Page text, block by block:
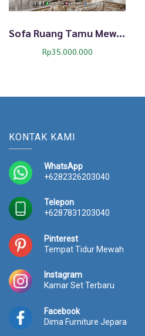
Sofa Ruang Tamu Mewah Helena Classic Jepara 47TTJ
Rp35.000.000
KONTAK KAMI
WhatsApp
+6282326203040
Telepon
+6287831203040
Pinterest
Tempat Tidur Mewah
Instagram
Kamar Set Terbaru
Facebook
Dima Furniture Jepara